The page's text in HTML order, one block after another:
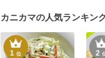
カニカマの人気ランキン
1位 2